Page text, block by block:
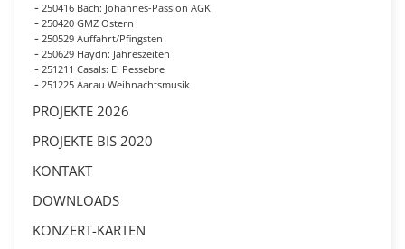
250416 Bach: Johannes-Passion AGK
250420 GMZ Ostern
250529 Auffahrt/Pfingsten
250629 Haydn: Jahreszeiten
251211 Casals: El Pessebre
251225 Aarau Weihnachtsmusik
PROJEKTE 2026
PROJEKTE BIS 2020
KONTAKT
DOWNLOADS
KONZERT-KARTEN